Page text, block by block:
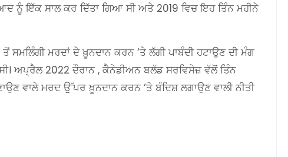
ਨੂੰ ਇੱਕ ਸਾਲ ਕਰ ਦਿੱਤਾ ਗਿਆ ਸੀ ਅਤੇ 2019 ਵਿਚ ਇਹ ਤਿੰਨ ਮਹੀਨੇ
ਮਰਦਾਂ ਦੇ ਖ਼ੂਨਦਾਨ ਕਰਨ ‘ਤੇ ਲੱਗੀ ਪਾਬੰਦੀ ਹਟਾਉਣ ਦੀ ਮੰਗ
ਅਪ੍ਰੈਲ 2022 ਦੌਰਾਨ , ਕੈਨੇਡੀਅਨ ਬਲੱਡ ਸਰਵਿਸੇਜ਼ ਵੱਲੋਂ ਤਿੰਨ
ਵਾਲੇ ਮਰਦ ਉੱਪਰ ਖ਼ੂਨਦਾਨ ਕਰਨ ‘ਤੇ ਬੰਦਿਸ਼ ਲਗਾਉਣ ਵਾਲੀ ਨੀਤੀ